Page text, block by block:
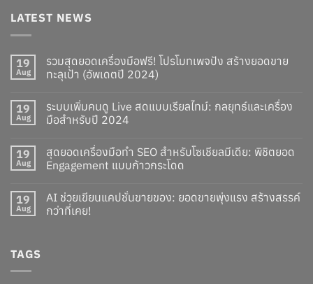
LATEST NEWS
19
Aug
รวมสุดยอดเครื่องมือฟรี! โปรโมทเพจปัง สร้างยอดขาย
ทะลุเป้า (อัพเดตปี 2024)
19
Aug
ระบบเพิ่มคนดู Live สดแบบเรียลไทม์: กลยุทธ์และเครื่อง
มือสำหรับปี 2024
19
Aug
สุดยอดเครื่องมือทำ SEO สำหรับโซเชียลมีเดีย: พิชิตยอด
Engagement แบบก้าวกระโดด
19
Aug
AI ช่วยเขียนแคปชั่นขายของ: ยอดขายพุ่งแรง สร้างสรรค์
กว่าที่เคย!
TAGS